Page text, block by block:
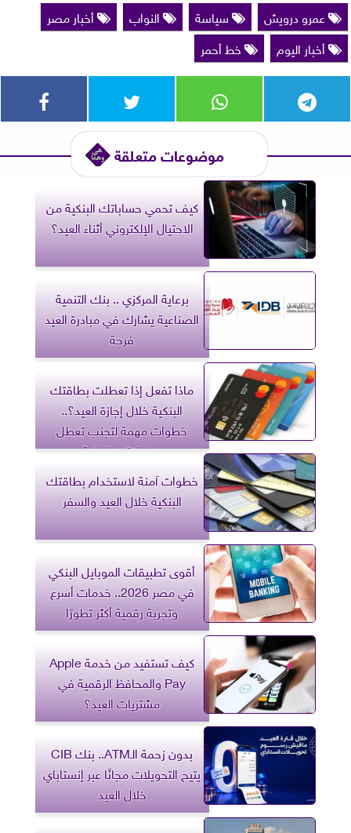
عمرو درويش
سياسة النواب
أخبار مصر
أخبار اليوم
خط أحمر
موضوعات متعلقة
كيف تحمي حساباتك البنكية من
الاحتيال الإلكتروني أثناء العيد؟
برعاية المركزي .. بنك التنمية
الصناعية يشارك في مبادرة العيد
فرحة
ماذا تفعل إذا تعطلت بطاقتك
البنكية خلال إجازة العيد؟..
خطوات مهمة لتجنب تعطل
معاملاتك المالية
خطوات آمنة لاستخدام بطاقتك
البنكية خلال العيد والسفر
أقوى تطبيقات الموبايل البنكي
في مصر 2026.. خدمات أسرع
وتجربة رقمية أكثر تطورًا
كيف تستفيد من خدمة Apple
Pay والمحافظ الرقمية في
مشتريات العيد؟
بدون زحمة الـATM.. بنك CIB
يتيح التحويلات مجانًا عبر إنستاباي
خلال العيد